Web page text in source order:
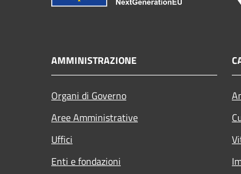
AMMINISTRAZIONE
Organi di Governo
Aree Amministrative
Uffici
Enti e fondazioni